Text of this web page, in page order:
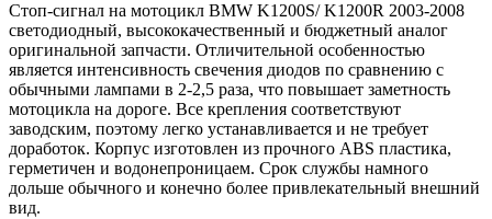
Стоп-сигнал на мотоцикл BMW K1200S/ K1200R 2003-2008
светодиодный, высококачественный и бюджетный аналог
оригинальной запчасти. Отличительной особенностью
является интенсивность свечения диодов по сравнению с
обычными лампами в 2-2,5 раза, что повышает заметность
мотоцикла на дороге. Все крепления соответствуют
заводским, поэтому легко устанавливается и не требует
доработок. Корпус изготовлен из прочного ABS пластика,
герметичен и водонепроницаем. Срок службы намного
дольше обычного и конечно более привлекательный внешний
вид.